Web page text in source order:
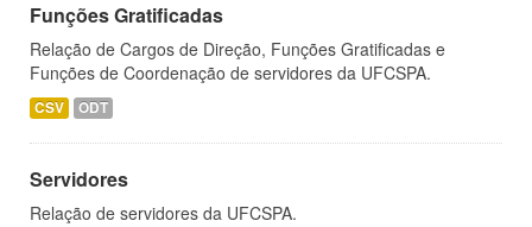
Funções Gratificadas
Relação de Cargos de Direção, Funções Gratificadas e
Funções de Coordenação de servidores da UFCSPA.
CSV ODT
Servidores
Relação de servidores da UFCSPA.